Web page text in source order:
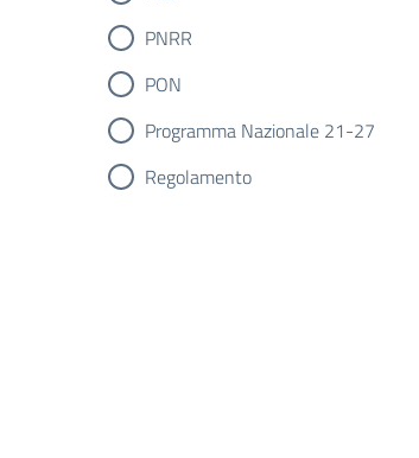
PNRR
PON
Programma Nazionale 21-27
Regolamento